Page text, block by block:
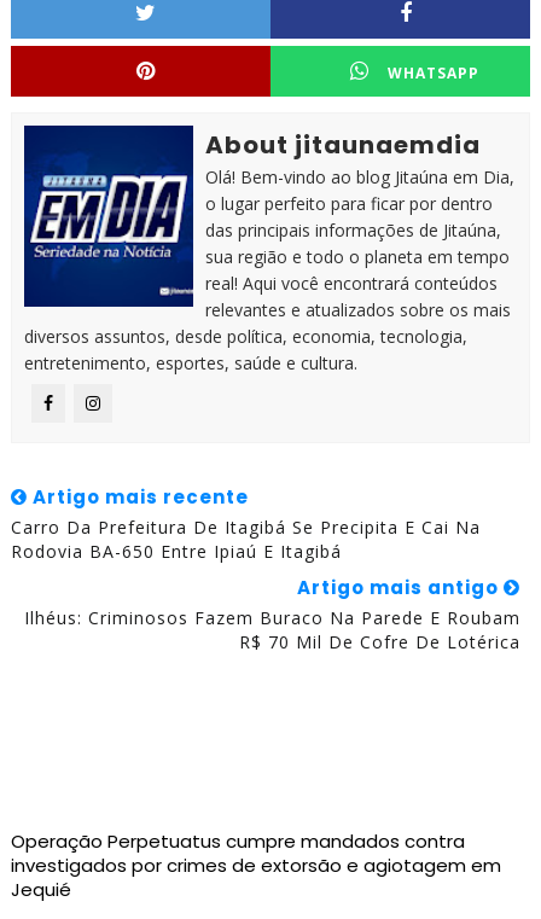
WHATSAPP
About jitaunaemdia
Olá! Bem-vindo ao blog Jitaúna em Dia,
o lugar perfeito para ficar por dentro
das principais informações de Jitaúna,
sua região e todo o planeta em tempo
real! Aqui você encontrará conteúdos
relevantes e atualizados sobre os mais
diversos assuntos, desde política, economia, tecnologia,
entretenimento, esportes, saúde e cultura.
Artigo mais recente
Carro Da Prefeitura De Itagibá Se Precipita E Cai Na
Rodovia BA-650 Entre Ipiaú E Itagibá
Artigo mais antigo
Ilhéus: Criminosos Fazem Buraco Na Parede E Roubam
R$ 70 Mil De Cofre De Lotérica
Operação Perpetuatus cumpre mandados contra
investigados por crimes de extorsão e agiotagem em
Jequié